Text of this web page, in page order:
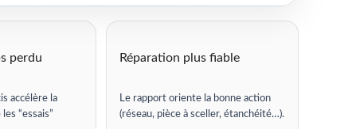
perdu
accélère la
“essais”
Réparation plus fiable
Le rapport oriente la bonne action
(réseau, pièce à sceller, étanchéité…).